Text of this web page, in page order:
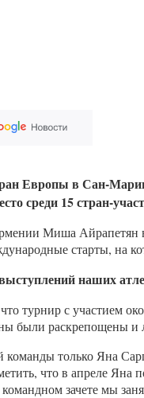
Европы в Сан-
среди 15 стран-
Миша Айрапетян в
старты, на
наших
турнир с участием
были раскрепощены и
команды только Яна
что в апреле Яна
зачете мы